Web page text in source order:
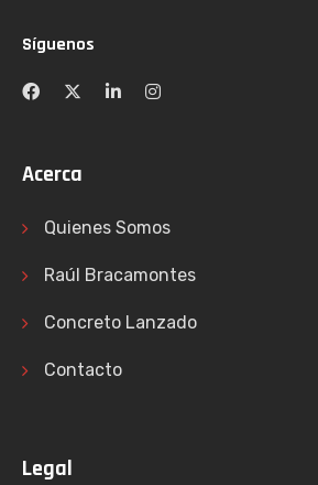
Síguenos
Acerca
Quienes Somos
Raúl Bracamontes
Concreto Lanzado
Contacto
Legal